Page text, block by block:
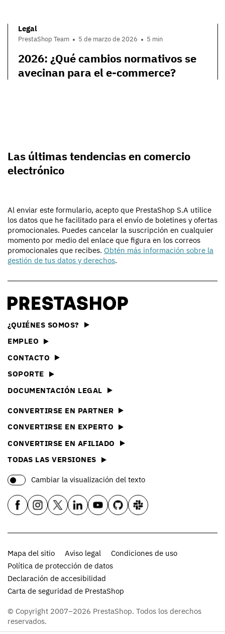
Legal
PrestaShop Team 5 de marzo de 2026 5 min
2026: ¿Qué cambios normativos se
avecinan para el e-commerce?
Las últimas tendencias en comercio
electrónico
Al enviar este formulario, acepto que PrestaShop S.A utilice
los datos que he facilitado para el envío de boletines y ofertas
promocionales. Puedes cancelar la suscripción en cualquier
momento por medio del enlace que figura en los correos
promocionales que recibes. Obtén más información sobre la
gestión de tus datos y derechos.
¿QUIÉNES SOMOS?
EMPLEO
CONTACTO
SOPORTE
DOCUMENTACIÓN LEGAL
CONVERTIRSE EN PARTNER
CONVERTIRSE EN EXPERTO
CONVERTIRSE EN AFILIADO
TODAS LAS VERSIONES
Cambiar la visualización del texto
Mapa del sitio Aviso legal
Condiciones de uso
Política de protección de datos
Declaración de accesibilidad
Carta de seguridad de PrestaShop
© Copyright 2007–2026 PrestaShop. Todos los derechos
reservados.